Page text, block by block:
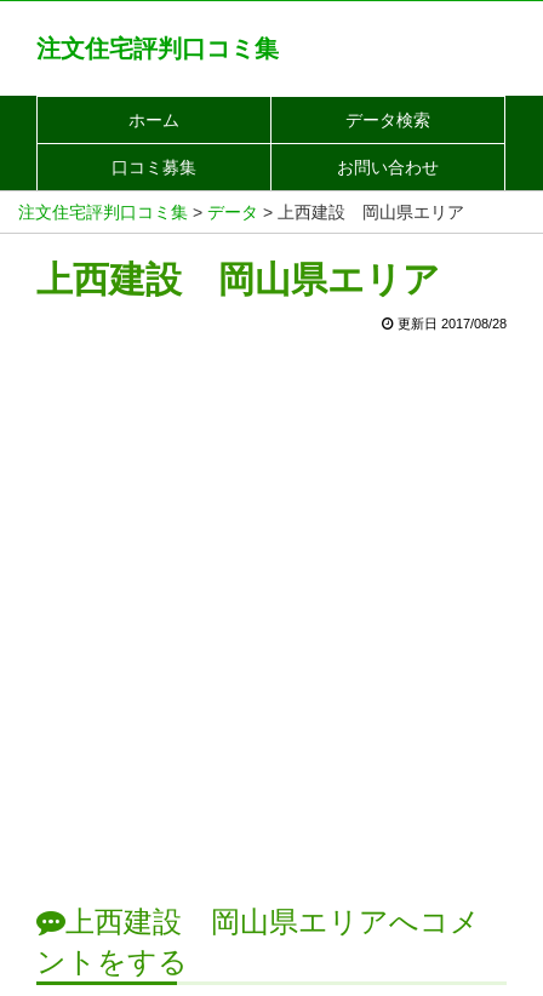
注文住宅評判口コミ集
ホーム データ検索
口コミ募集 お問い合わせ
注文住宅評判口コミ集 > データ > 上西建設 岡山県エリア
上西建設 岡山県エリア
更新日 2017/08/28
上西建設 岡山県エリアへコメ
ントをする